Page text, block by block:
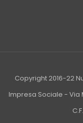
Copyright 2016-22
Impresa Sociale - Via